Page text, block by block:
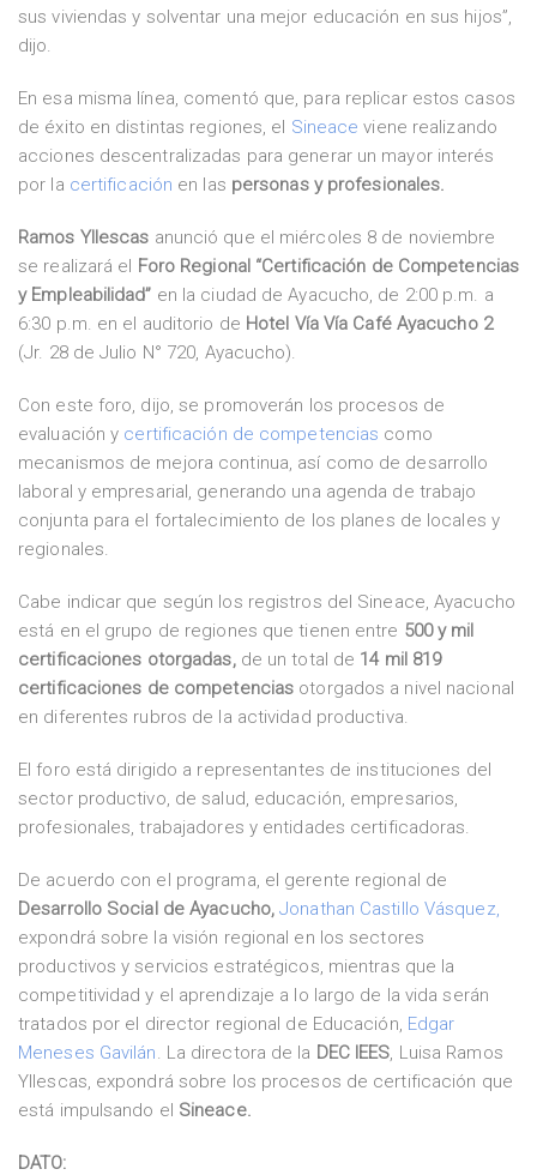
sus viviendas y solventar una mejor educación en sus hijos”,
dijo.
En esa misma línea, comentó que, para replicar estos casos
de éxito en distintas regiones, el Sineace viene realizando
acciones descentralizadas para generar un mayor interés
por la certificación en las personas y profesionales.
Ramos Yllescas anunció que el miércoles 8 de noviembre
se realizará el Foro Regional “Certificación de Competencias
y Empleabilidad” en la ciudad de Ayacucho, de 2:00 p.m. a
6:30 p.m. en el auditorio de Hotel Vía Vía Café Ayacucho 2
(Jr. 28 de Julio N° 720, Ayacucho).
Con este foro, dijo, se promoverán los procesos de
evaluación y certificación de competencias como
mecanismos de mejora continua, así como de desarrollo
laboral y empresarial, generando una agenda de trabajo
conjunta para el fortalecimiento de los planes de locales y
regionales.
Cabe indicar que según los registros del Sineace, Ayacucho
está en el grupo de regiones que tienen entre 500 y mil
certificaciones otorgadas,de un total de 14 mil 819
certificaciones de competencias otorgados a nivel nacional
en diferentes rubros de la actividad productiva.
El foro está dirigido a representantes de instituciones del
sector productivo, de salud, educación, empresarios,
profesionales, trabajadores y entidades certificadoras.
De acuerdo con el programa, el gerente regional de
Desarrollo Social de Ayacucho, Jonathan Castillo Vásquez,
expondrá sobre la visión regional en los sectores
productivos y servicios estratégicos, mientras que la
competitividad y el aprendizaje a lo largo de la vida serán
tratados por el director regional de Educación, Edgar
Meneses Gavilán. La directora de la DEC IEES, Luisa Ramos
Yllescas, expondrá sobre los procesos de certificación que
está impulsando el Sineace.
DATO: